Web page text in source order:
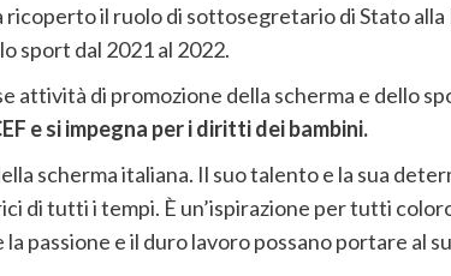
ricoperto il ruolo di sottosegretario di Stato alla
sport dal 2021 al 2022.
attività di promozione della scherma e dello
e si impegna per i diritti dei bambini.
scherma italiana. Il suo talento e la sua
di tutti i tempi. È un’ispirazione per tutti
passione e il duro lavoro possano portare al